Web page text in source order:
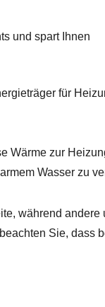
und spart Ihnen
für
Wärme zur
Wasser zu
während
Sie,